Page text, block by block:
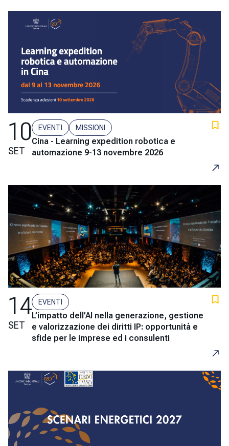
10
SET
EVENTI MISSIONI
Cina - Learning expedition robotica e
automazione 9-13 novembre 2026
14
SET
EVENTI
L’impatto dell’AI nella generazione, gestione
e valorizzazione dei diritti IP: opportunità e
sfide per le imprese ed i consulenti